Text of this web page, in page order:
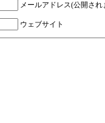
メールアドレス(公開さ
ウェブサイト